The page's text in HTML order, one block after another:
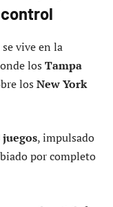
vive en la
los Tampa
los New York
juegos, impulsado
por completo